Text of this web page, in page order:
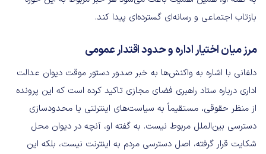
بازتاب اجتماعی و رسانه‌ای گسترده‌ای پیدا کند.
مرز میان اختیار اداره و حدود اقتدار عمومی
دلفانی با اشاره به واکنش‌ها به خبر صدور دستور موقت دیوان عدالت
اداری درباره ستاد راهبری فضای مجازی تاکید کرده است که این پرونده
از منظر حقوقی، مستقیماً به سیاست‌های اینترنتی یا محدودسازی
دسترسی بین‌الملل مربوط نیست. به گفته او، آنچه در دیوان محل
شکایت قرار گرفته، اصل دسترسی مردم به اینترنت نیست، بلکه این